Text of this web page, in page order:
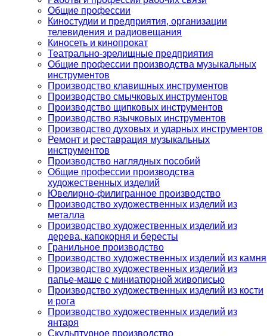
Общие профессии
Киностудии и предприятия, организации
телевидения и радиовещания
Киносеть и кинопрокат
Театрально-зрелищные предприятия
Общие профессии производства музыкальных
инструментов
Производство клавишных инструментов
Производство смычковых инструментов
Производство щипковых инструментов
Производство язычковых инструментов
Производство духовых и ударных инструментов
Ремонт и реставрация музыкальных
инструментов
Производство наглядных пособий
Общие профессии производства
художественных изделий
Ювелирно-филигранное производство
Производство художественных изделий из
металла
Производство художественных изделий из
дерева, капокорня и бересты
Гранильное производство
Производство художественных изделий из камня
Производство художественных изделий из
папье-маше с миниатюрной живописью
Производство художественных изделий из кости
и рога
Производство художественных изделий из
янтаря
Скульптурное производство